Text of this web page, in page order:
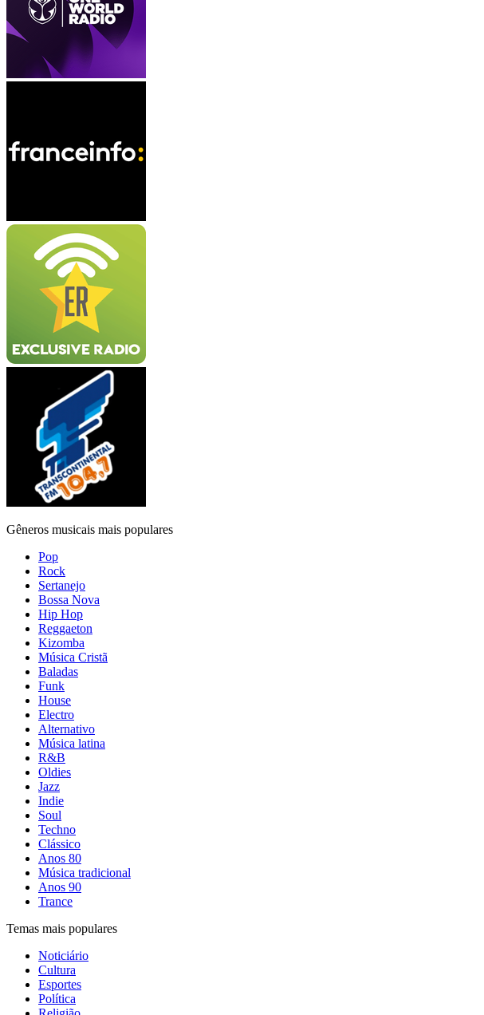
Gêneros musicais mais populares
Pop
Rock
Sertanejo
Bossa Nova
Hip Hop
Reggaeton
Kizomba
Música Cristã
Baladas
Funk
House
Electro
Alternativo
Música latina
R&B
Oldies
Jazz
Indie
Soul
Techno
Clássico
Anos 80
Música tradicional
Anos 90
Trance
Temas mais populares
Noticiário
Cultura
Esportes
Política